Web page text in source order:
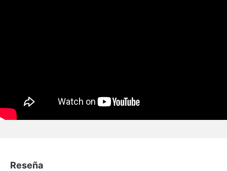
Reseña